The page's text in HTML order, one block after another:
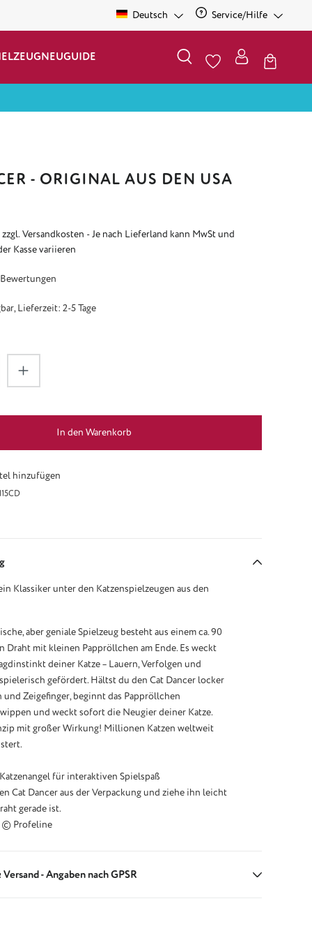
Deutsch Service/Hilfe
NEUGUIDE
- ORIGINAL AUS DEN USA
Versandkosten - Je nach Lieferland kann MwSt und
Kasse variieren
von 4.59 von 5 Sternen
Lieferzeit: 2-5 Tage
Gib den gewünschten Wert ein
In den Warenkorb
hinzufügen
Klassiker unter den Katzenspielzeugen aus den
aber geniale Spielzeug besteht aus einem ca. 90
Draht mit kleinen Pappröllchen am Ende. Es weckt
deiner Katze – Lauern, Verfolgen und
gefördert. Hältst du den Cat Dancer locker
und Zeigefinger, beginnt das Pappröllchen
und weckt sofort die Neugier deiner Katze.
mit großer Wirkung! Millionen Katzen weltweit
für interaktiven Spielspaß
Cat Dancer aus der Verpackung und ziehe ihn leicht
gerade ist.
© Profeline
- Angaben nach GPSR